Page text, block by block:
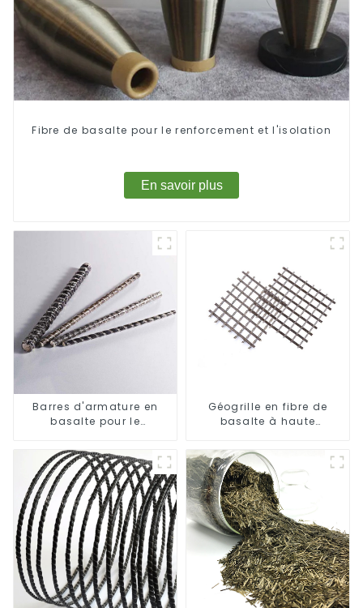
Fibre de basalte pour le renforcement et l'isolation
En savoir plus
Barres d'armature en
basalte pour le
bâtiments et des ponts
Géogrille en fibre de
basalte à haute
renforcement des
chaussées